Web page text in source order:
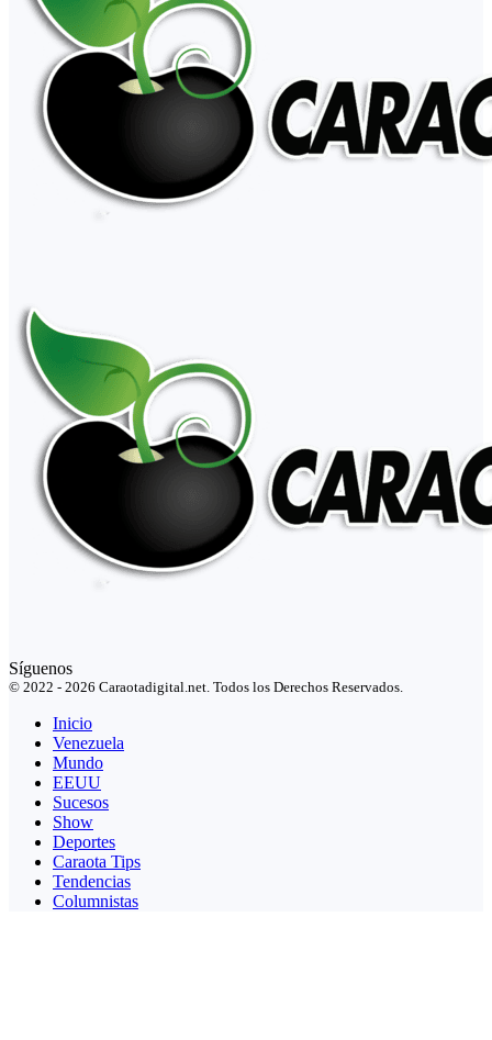
Síguenos
© 2022 - 2026 Caraotadigital.net. Todos los Derechos Reservados.
Inicio
Venezuela
Mundo
EEUU
Sucesos
Show
Deportes
Caraota Tips
Tendencias
Columnistas